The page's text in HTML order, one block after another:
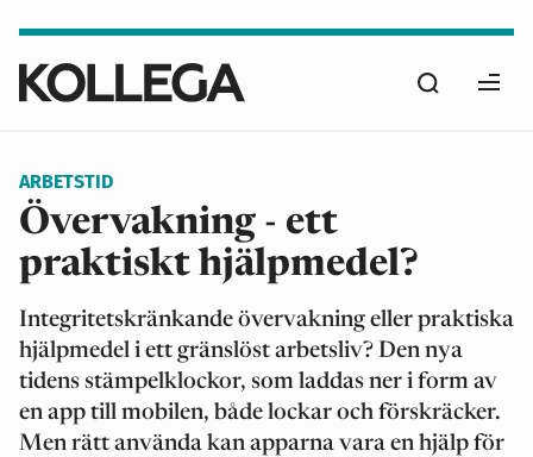
huvudinnehåll
Sök
ARBETSTID
Övervakning - ett
praktiskt hjälpmedel?
Integritetskränkande övervakning eller praktiska
hjälpmedel i ett gränslöst arbetsliv? Den nya
tidens stämpelklockor, som laddas ner i form av
en app till mobilen, både lockar och förskräcker.
Men rätt använda kan apparna vara en hjälp för